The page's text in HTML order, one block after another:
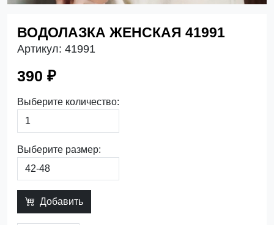
ВОДОЛАЗКА ЖЕНСКАЯ 41991
Артикул: 41991
390 ₽
Выберите количество:
Выберите размер:
Добавить